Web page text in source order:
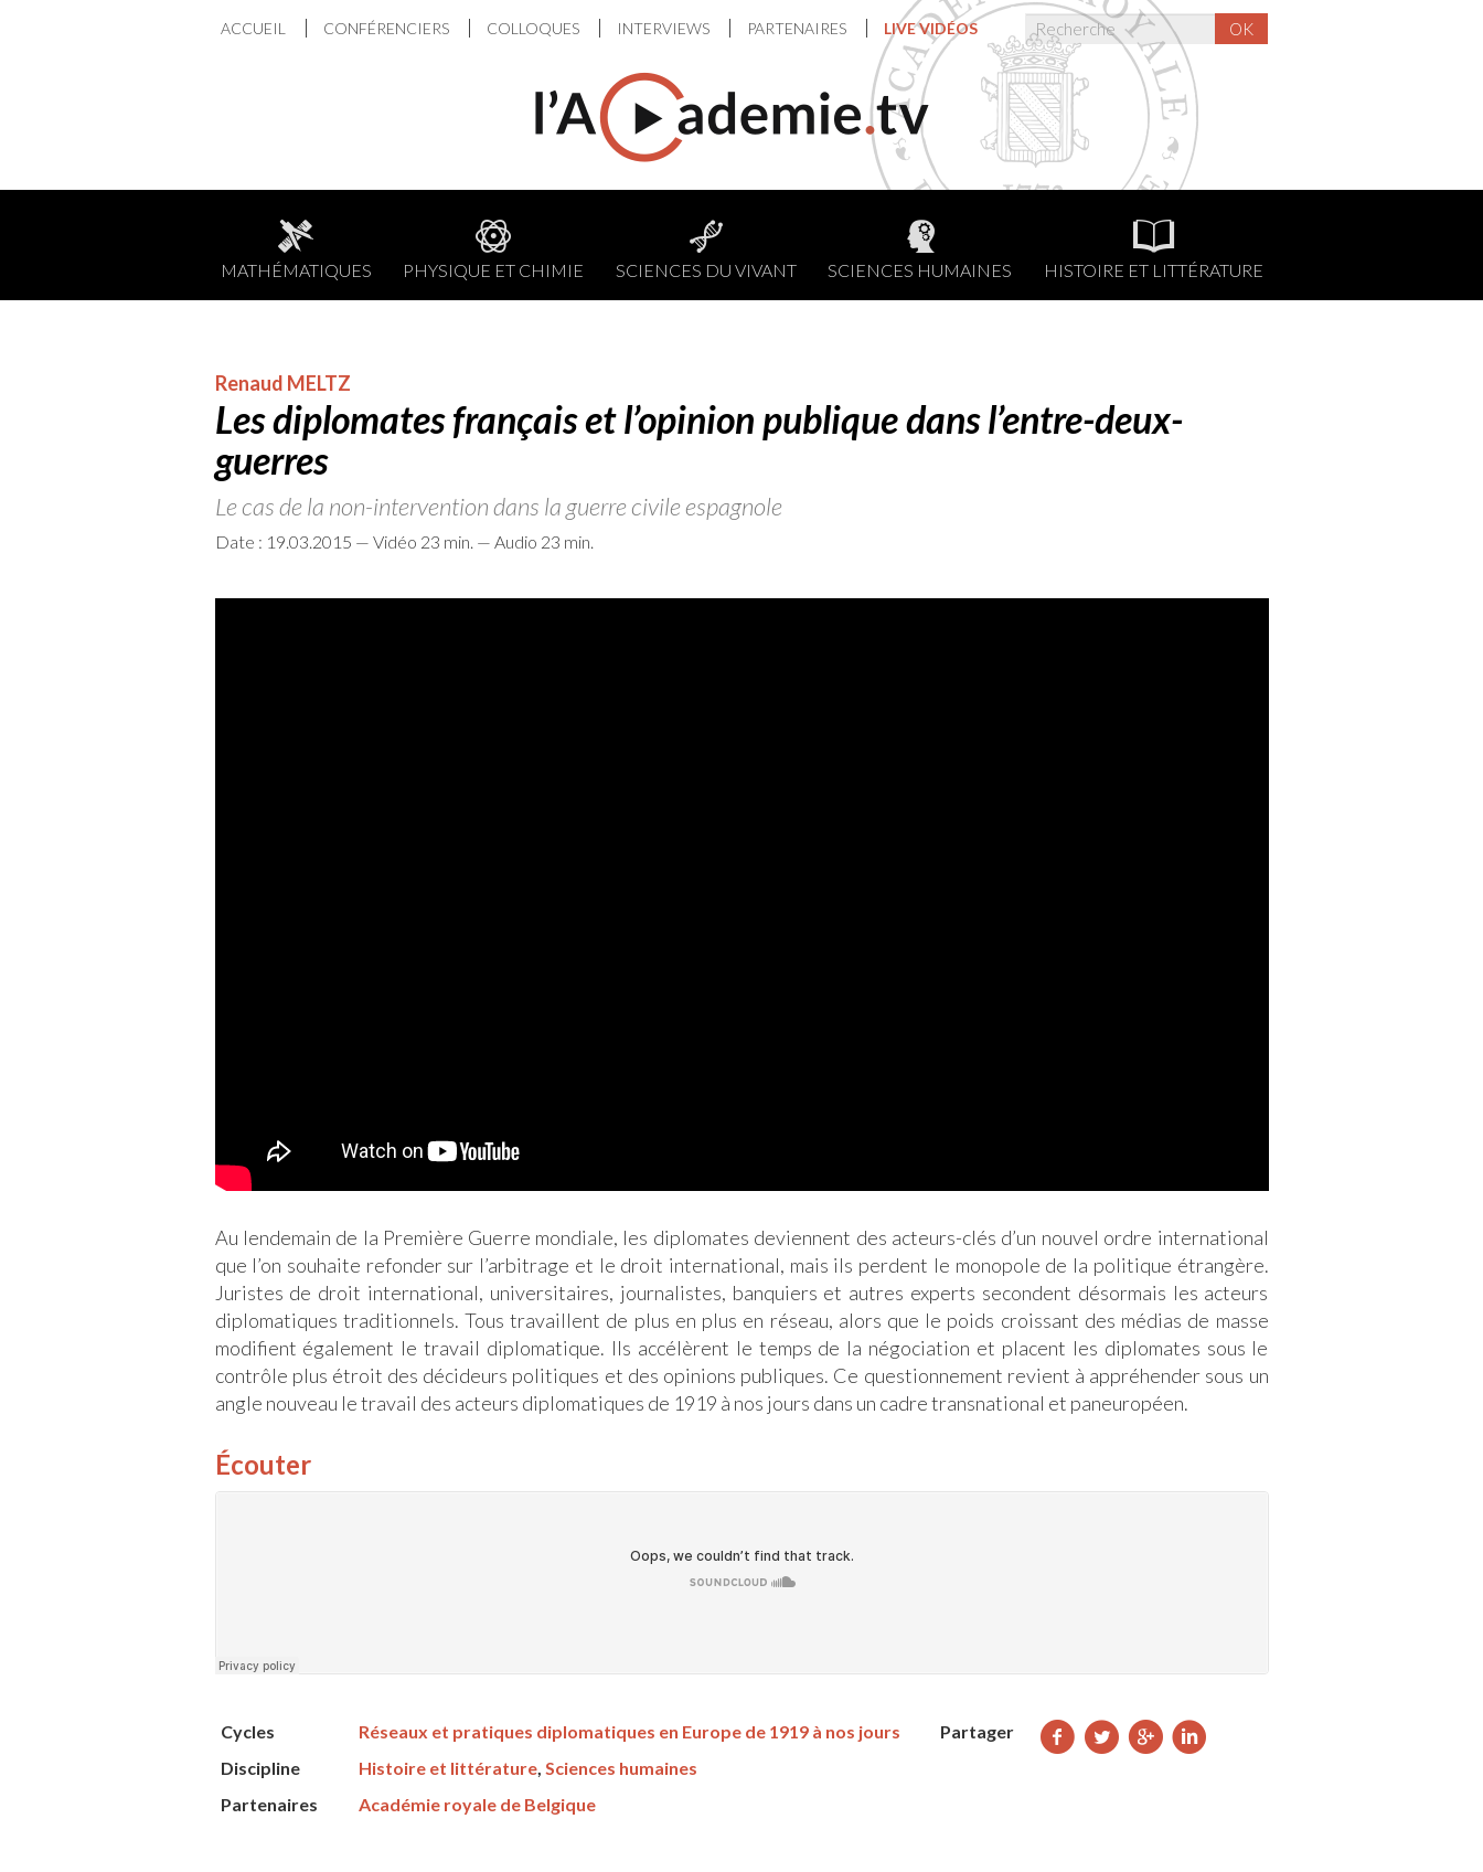
ACCUEIL CONFÉRENCIERS COLLOQUES INTERVIEWS PARTENAIRES LIVE VIDÉOS OK
MATHÉMATIQUES PHYSIQUE ET CHIMIE SCIENCES DU VIVANT SCIENCES HUMAINES HISTOIRE ET LITTÉRATURE
Renaud MELTZ
Les diplomates français et l’opinion publique dans l’entre-deux-
guerres
Le cas de la non-intervention dans la guerre civile espagnole
Date : 19.03.2015 — Vidéo 23 min. — Audio 23 min.
Au lendemain de la Première Guerre mondiale, les diplomates deviennent des acteurs-clés d’un nouvel ordre international
que l’on souhaite refonder sur l’arbitrage et le droit international, mais ils perdent le monopole de la politique étrangère.
Juristes de droit international, universitaires, journalistes, banquiers et autres experts secondent désormais les acteurs
diplomatiques traditionnels. Tous travaillent de plus en plus en réseau, alors que le poids croissant des médias de masse
modifient également le travail diplomatique. Ils accélèrent le temps de la négociation et placent les diplomates sous le
contrôle plus étroit des décideurs politiques et des opinions publiques. Ce questionnement revient à appréhender sous un
angle nouveau le travail des acteurs diplomatiques de 1919 à nos jours dans un cadre transnational et paneuropéen.
Écouter
Cycles
Réseaux et pratiques diplomatiques en Europe de 1919 à nos jours
Discipline
Histoire et littérature, Sciences humaines
Partenaires
Académie royale de Belgique
Partager
Partager
Partager
Partager